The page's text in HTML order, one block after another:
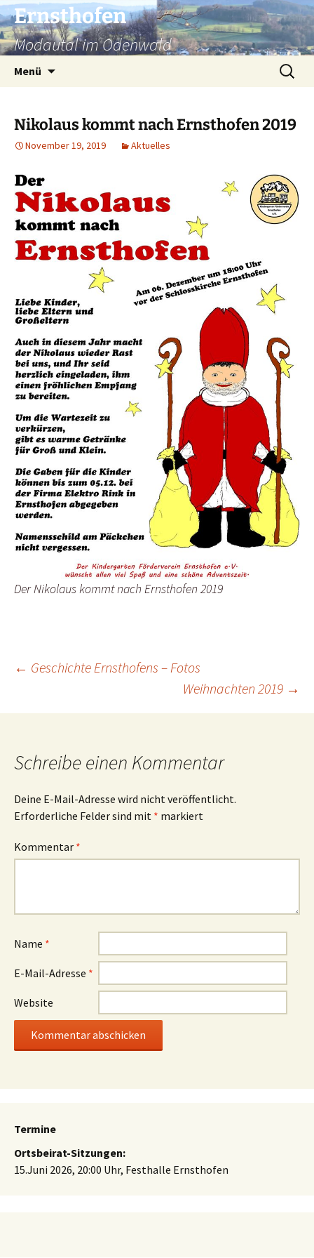
Zum
Inhalt
springen
Ernsthofen
Modautal im Odenwald
Menü
Suchen
nach:
Nikolaus kommt nach Ernsthofen 2019
November 19, 2019 Aktuelles
Der Nikolaus kommt nach Ernsthofen 2019
Beitragsnavigation
← Geschichte Ernsthofens – Fotos
Weihnachten 2019 →
Schreibe einen Kommentar
Deine E-Mail-Adresse wird nicht veröffentlicht.
Erforderliche Felder sind mit * markiert
Kommentar *
Name *
E-Mail-Adresse *
Website
Termine
Ortsbeirat-Sitzungen:
15.Juni 2026, 20:00 Uhr, Festhalle Ernsthofen